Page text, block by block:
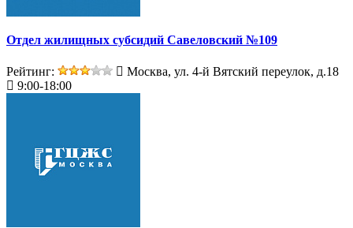
Отдел жилищных субсидий Савеловский №109
Рейтинг:
Москва, ул. 4-й Вятский переулок, д.18
9:00-18:00